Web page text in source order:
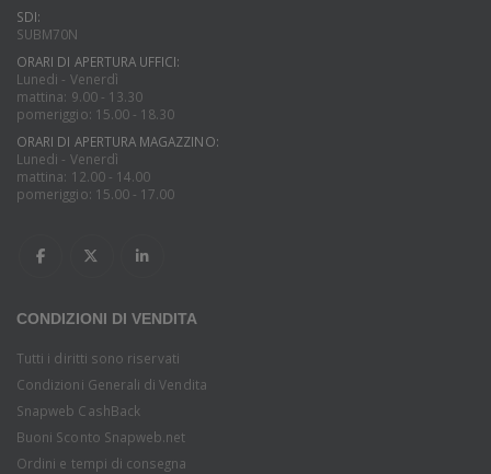
SDI:
SUBM70N
ORARI DI APERTURA UFFICI:
Lunedi - Venerdì
mattina: 9.00 - 13.30
pomeriggio: 15.00 - 18.30
ORARI DI APERTURA MAGAZZINO:
Lunedi - Venerdì
mattina: 12.00 - 14.00
pomeriggio: 15.00 - 17.00
CONDIZIONI DI VENDITA
Tutti i diritti sono riservati
Condizioni Generali di Vendita
Snapweb CashBack
Buoni Sconto Snapweb.net
Ordini e tempi di consegna